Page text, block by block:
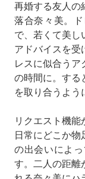
再婚する友人の
落合奈々美。
で、若くて美し
アドバイスを受
レスに似合うア
の時間に。する
を取り合うよ
リクエスト機能
日常にどこか物
の出会いによ
す。二人の距離